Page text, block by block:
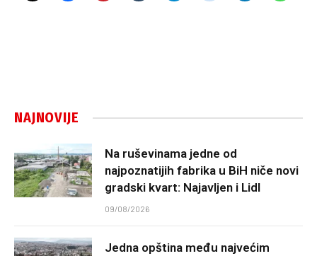
NAJNOVIJE
Na ruševinama jedne od
najpoznatijih fabrika u BiH niče novi
gradski kvart: Najavljen i Lidl
09/08/2026
Jedna opština među najvećim